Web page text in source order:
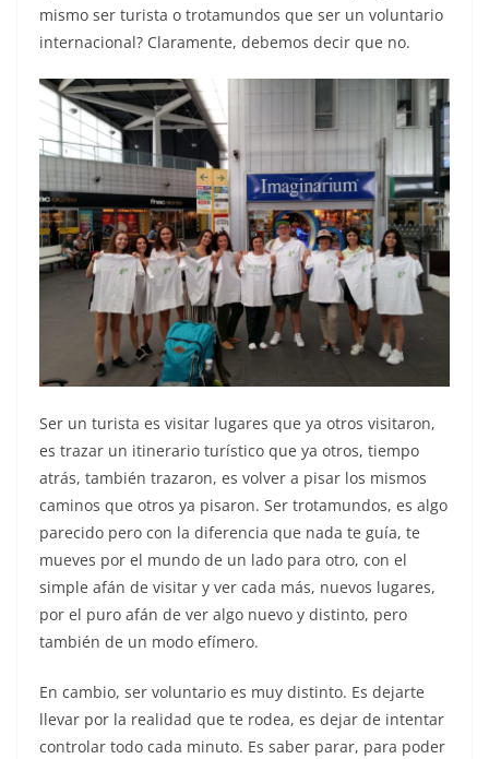
mismo ser turista o trotamundos que ser un voluntario
internacional? Claramente, debemos decir que no.
Ser un turista es visitar lugares que ya otros visitaron,
es trazar un itinerario turístico que ya otros, tiempo
atrás, también trazaron, es volver a pisar los mismos
caminos que otros ya pisaron. Ser trotamundos, es algo
parecido pero con la diferencia que nada te guía, te
mueves por el mundo de un lado para otro, con el
simple afán de visitar y ver cada más, nuevos lugares,
por el puro afán de ver algo nuevo y distinto, pero
también de un modo efímero.
En cambio, ser voluntario es muy distinto. Es dejarte
llevar por la realidad que te rodea, es dejar de intentar
controlar todo cada minuto. Es saber parar, para poder